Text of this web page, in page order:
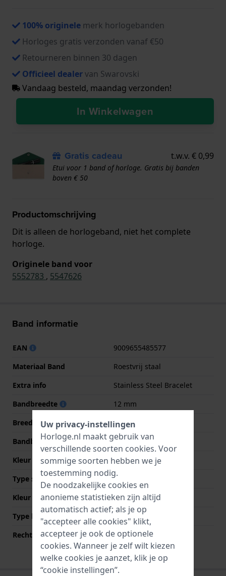
100% originele merk horlogebanden
Horloges gratis verzonden vanaf €50
Retourneren binnen 30 dagen
Officieel dealervan Swarovski
Vandaag besteld, maandag verzonden!
In Winkelwagen
Gratis cadeau t.w.v. € 0,99
Etui voor 1 band of horloge. Gratis bij banden
boven € 50
Productomschrijving
Dit is alleen de horlogeband, niet het complete
horloge.
Originele band voor
5552783 , 5547626
Band informatie
EAN
9009655485577
Materiaal Band
Roestvrij staal
Extra info
Stainless Steel Bracelet
Bandbreedte
12 mm
Breedte bandaanzet
12 mm
Bandbreedte bij sluiting
12 mm
Kleur Band
Roségoud
Type sluiting
Sieraadsluiting
Kleur sluiting
Roségoud
Type bevestiging
Bandpennen
Rechte bandaanzet
Nee
Uw privacy-instellingen
Horloge.nl maakt gebruik van
verschillende soorten cookies. Voor
sommige soorten hebben we je
toestemming nodig.
De noodzakelijke cookies en
anonieme statistieken zijn altijd
automatisch actief; als je op
"accepteer alle cookies" klikt,
accepteer je ook de optionele
cookies. Wanneer je zelf wilt kiezen
welke cookies je aanzet, klik je op
“cookie instellingen”.